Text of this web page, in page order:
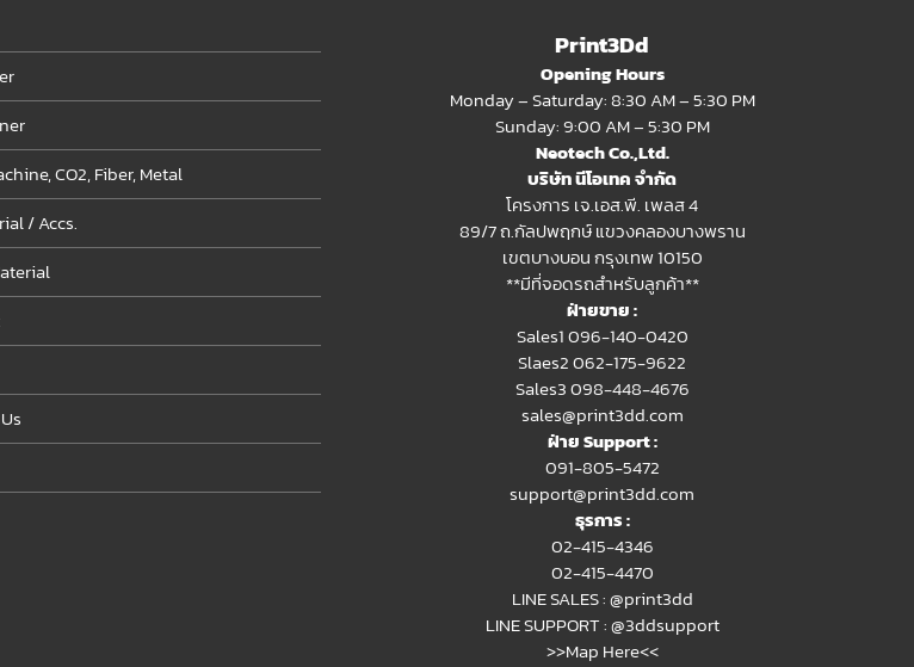
CO2, Fiber, Metal
/ Accs.
Print3Dd
Opening Hours
Monday – Saturday: 8:30 AM – 5:30 PM
Sunday: 9:00 AM – 5:30 PM
Neotech Co.,Ltd.
บริษัท นีโอเทค จำกัด
โครงการ เจ.เอส.พี. เพลส 4
89/7 ถ.กัลปพฤกษ์ แขวงคลองบางพราน
เขตบางบอน กรุงเทพ 10150
**มีที่จอดรถสำหรับลูกค้า**
ฝ่ายขาย :
Sales1 096-140-0420
Slaes2062-175-9622
Sales3 098-448-4676
sales@print3dd.com
ฝ่าย Support :
091-805-5472
support@print3dd.com
ธุรการ :
02-415-4346
02-415-4470
LINE SALES :@print3dd
LINE SUPPORT :@3ddsupport
>>Map Here<<